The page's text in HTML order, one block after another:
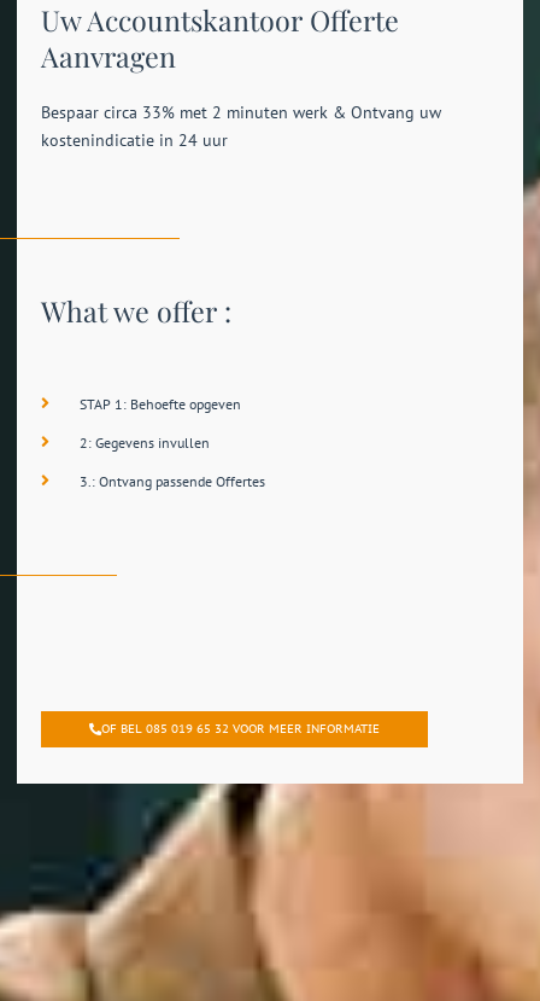
Uw Accountskantoor Offerte
Aanvragen
Bespaar circa 33% met 2 minuten werk & Ontvang uw
kostenindicatie in 24 uur
What we offer :
STAP 1: Behoefte opgeven
2: Gegevens invullen
3.: Ontvang passende Offertes
OF BEL 085 019 65 32 VOOR MEER INFORMATIE